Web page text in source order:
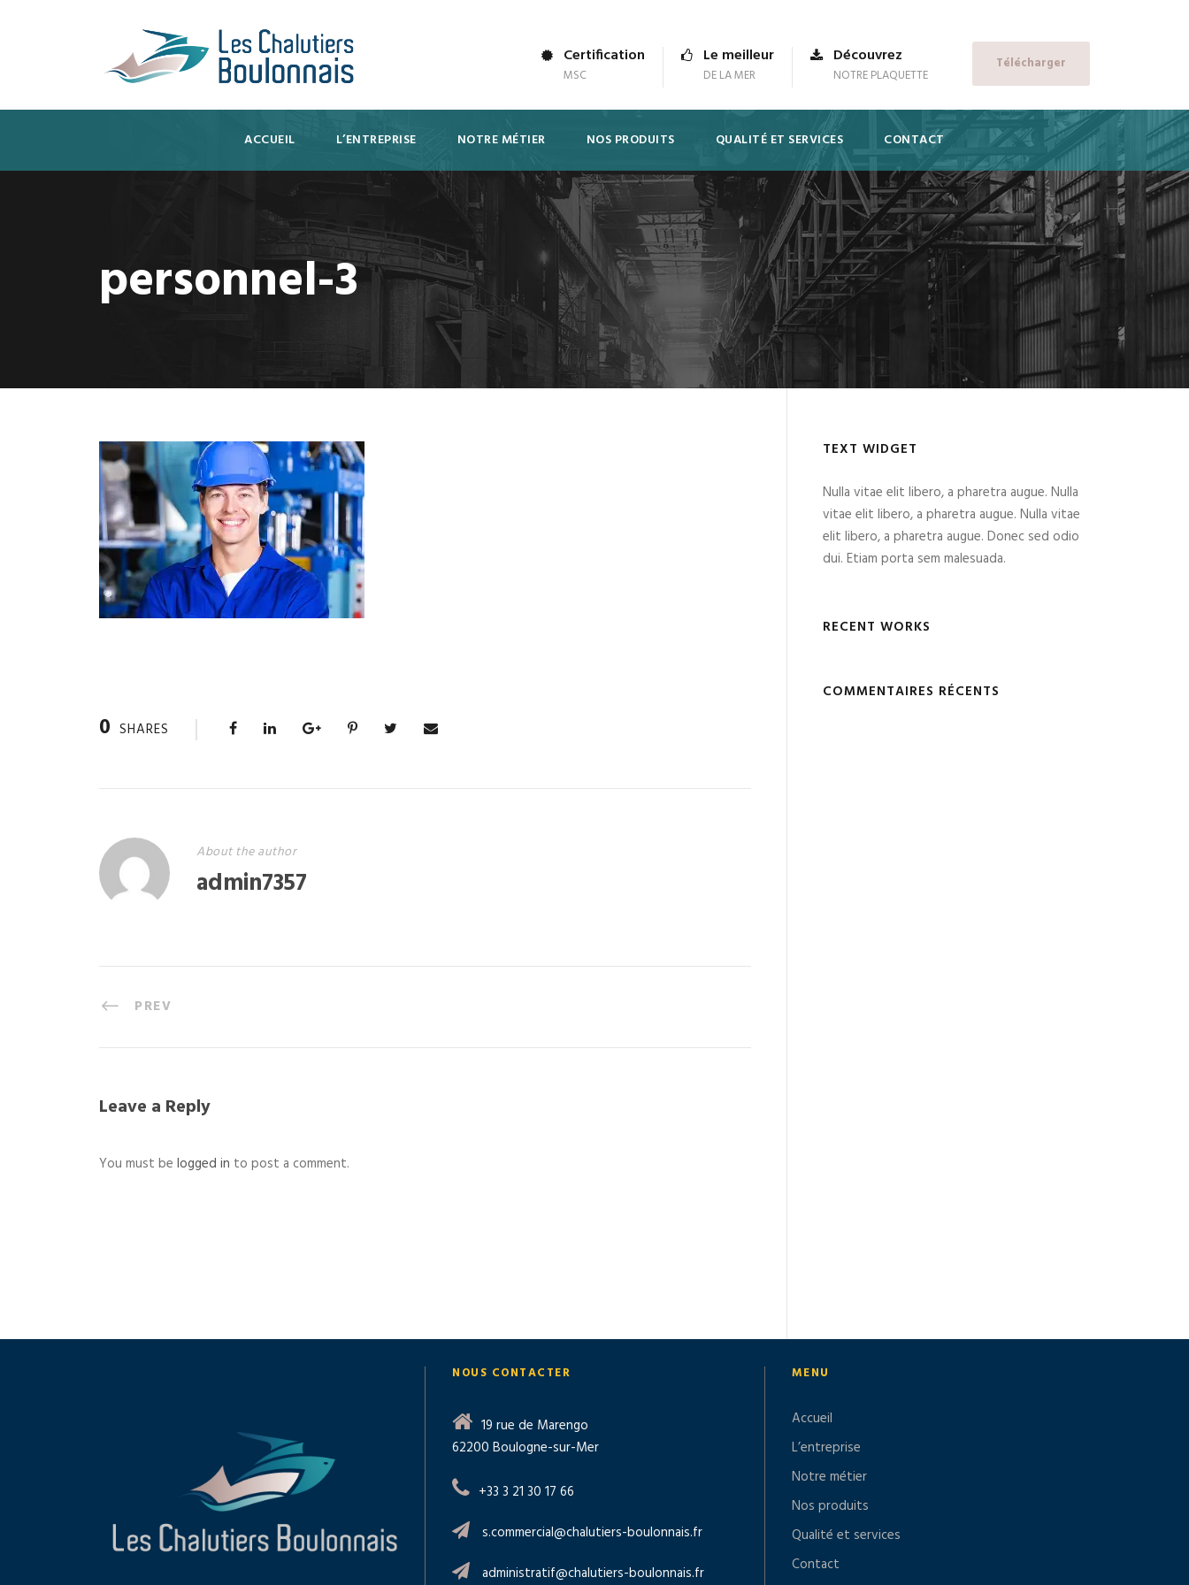
Certification
MSC
Le meilleur
DE LA MER
Découvrez
NOTRE PLAQUETTE
Télécharger
ACCUEIL L’ENTREPRISE NOTRE MÉTIER NOS PRODUITS QUALITÉ ET SERVICES CONTACT
personnel-3
0 SHARES
About the author
admin7357
PREV
Leave a Reply
You must be logged in to post a comment.
TEXT WIDGET
Nulla vitae elit libero, a pharetra augue. Nulla
vitae elit libero, a pharetra augue. Nulla vitae
elit libero, a pharetra augue. Donec sed odio
dui. Etiam porta sem malesuada.
RECENT WORKS
COMMENTAIRES RÉCENTS
NOUS CONTACTER
19 rue de Marengo
62200 Boulogne-sur-Mer
+33 3 21 30 17 66
s.commercial@chalutiers-boulonnais.fr
administratif@chalutiers-boulonnais.fr
MENU
Accueil
L’entreprise
Notre métier
Nos produits
Qualité et services
Contact